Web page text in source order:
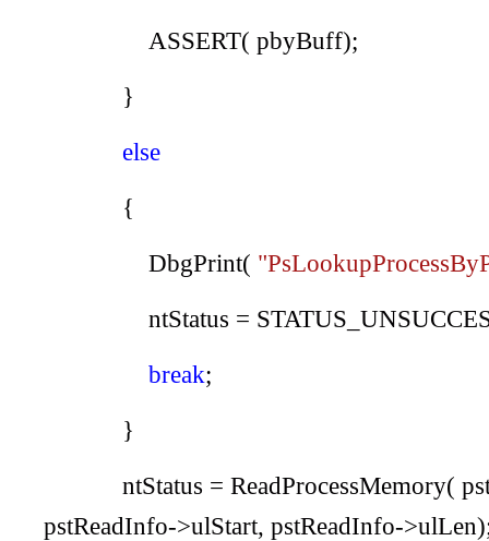
ASSERT( pbyBuff);
}
else
{
DbgPrint(
ntStatus =
break;
}
ntStatus = ReadProcessMemory(
pstReadInfo->ulStart, pstReadInfo->ulLen